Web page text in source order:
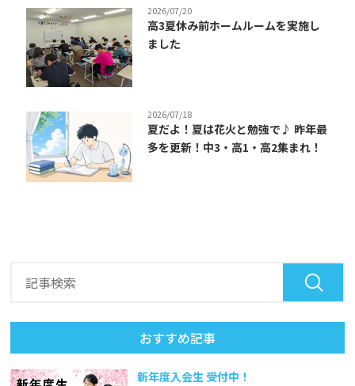
2026/07/20
高3夏休み前ホームルームを実施し
ました
2026/07/18
夏だよ！夏は花火と勉強で♪ 昨年最
多を更新！中3・高1・高2集まれ！
おすすめ記事
新年度入会生 受付中！